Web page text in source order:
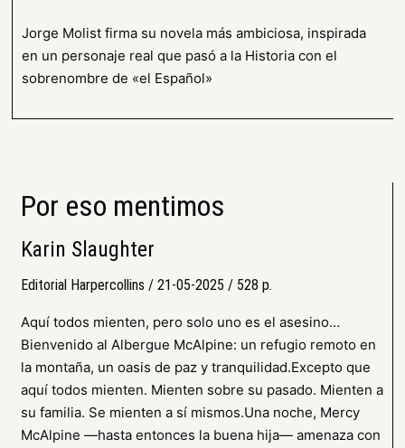
Jorge Molist firma su novela más ambiciosa, inspirada
en un personaje real que pasó a la Historia con el
sobrenombre de «el Español»
Por eso mentimos
Karin Slaughter
Editorial Harpercollins / 21-05-2025 / 528 p.
Aquí todos mienten, pero solo uno es el asesino…
Bienvenido al Albergue McAlpine: un refugio remoto en
la montaña, un oasis de paz y tranquilidad.Excepto que
aquí todos mienten. Mienten sobre su pasado. Mienten a
su familia. Se mienten a sí mismos.Una noche, Mercy
McAlpine ―hasta entonces la buena hija― amenaza con